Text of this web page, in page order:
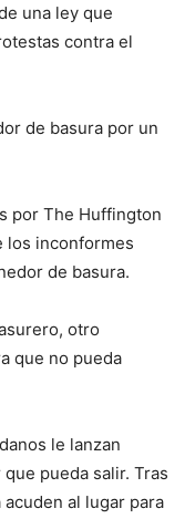
una ley que
contra el
de basura por un
por The Huffington
los inconformes
de basura.
otro
que no pueda
le lanzan
pueda salir. Tras
al lugar para